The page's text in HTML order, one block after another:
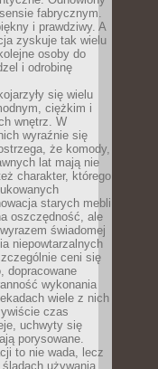
fabrycznym.
i prawdziwy. A
zyskuje tak wielu
osoby do
i odrobinę
się wielu
ciężkim i
wnętrz. W
wyraźnie się
że komody,
lat mają nie
charakter, którego
starych mebli
oszczędność, ale
świadomej
niepowtarzalnych
ceni się
dopracowane
wykonania
wiele z nich
czas
uchwyty się
porysowane.
to nie wada, lecz
używania